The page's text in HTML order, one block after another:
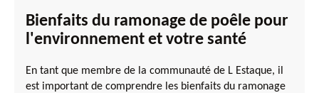
Bienfaits du ramonage de poêle pour
l'environnement et votre santé
En tant que membre de la communauté de L Estaque, il
est important de comprendre les bienfaits du ramonage